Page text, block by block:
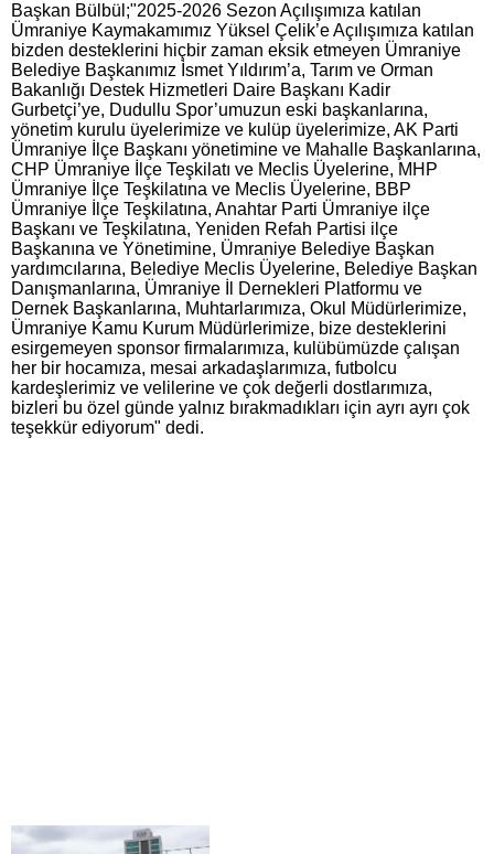
Başkan Bülbül;"2025-2026 Sezon Açılışımıza katılan
Ümraniye Kaymakamımız Yüksel Çelik’e Açılışımıza katılan
bizden desteklerini hiçbir zaman eksik etmeyen Ümraniye
Belediye Başkanımız İsmet Yıldırım’a, Tarım ve Orman
Bakanlığı Destek Hizmetleri Daire Başkanı Kadir
Gurbetçi’ye, Dudullu Spor’umuzun eski başkanlarına,
yönetim kurulu üyelerimize ve kulüp üyelerimize, AK Parti
Ümraniye İlçe Başkanı yönetimine ve Mahalle Başkanlarına,
CHP Ümraniye İlçe Teşkilatı ve Meclis Üyelerine, MHP
Ümraniye İlçe Teşkilatına ve Meclis Üyelerine, BBP
Ümraniye İlçe Teşkilatına, Anahtar Parti Ümraniye ilçe
Başkanı ve Teşkilatına, Yeniden Refah Partisi ilçe
Başkanına ve Yönetimine, Ümraniye Belediye Başkan
yardımcılarına, Belediye Meclis Üyelerine, Belediye Başkan
Danışmanlarına, Ümraniye İl Dernekleri Platformu ve
Dernek Başkanlarına, Muhtarlarımıza, Okul Müdürlerimize,
Ümraniye Kamu Kurum Müdürlerimize, bize desteklerini
esirgemeyen sponsor firmalarımıza, kulübümüzde çalışan
her bir hocamıza, mesai arkadaşlarımıza, futbolcu
kardeşlerimiz ve velilerine ve çok değerli dostlarımıza,
bizleri bu özel günde yalnız bırakmadıkları için ayrı ayrı çok
teşekkür ediyorum" dedi.